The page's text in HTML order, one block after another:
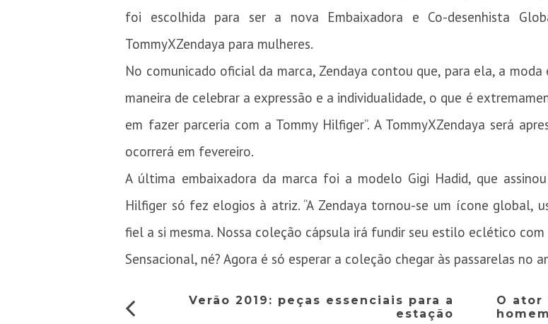
foi escolhida para ser a nova Embaixadora e Co-desenhista
TommyXZendaya para mulheres.
No comunicado oficial da marca, Zendaya contou que, para ela, a moda
maneira de celebrar a expressão e a individualidade, o que é
em fazer parceria com a Tommy Hilfiger”. A TommyXZendaya será
ocorrerá em fevereiro.
A última embaixadora da marca foi a modelo Gigi Hadid, que
Hilfiger só fez elogios à atriz. “A Zendaya tornou-se um ícone global,
fiel a si mesma. Nossa coleção cápsula irá fundir seu estilo eclético
Sensacional, né? Agora é só esperar a coleção chegar às passarelas no
Verão 2019: peças essenciais para a
estação
O ator